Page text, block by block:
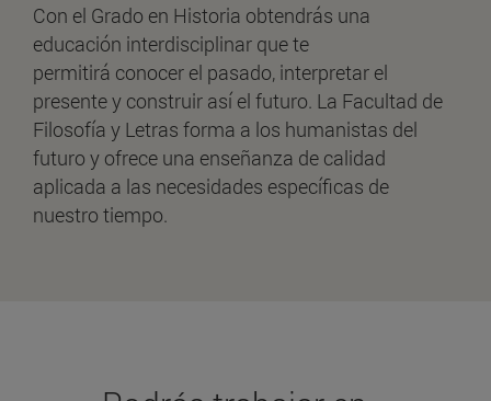
Con el Grado en Historia obtendrás una
educación interdisciplinar que te
permitirá conocer el pasado, interpretar el
presente y construir así el futuro. La Facultad de
Filosofía y Letras forma a los humanistas del
futuro y ofrece una enseñanza de calidad
aplicada a las necesidades específicas de
nuestro tiempo.